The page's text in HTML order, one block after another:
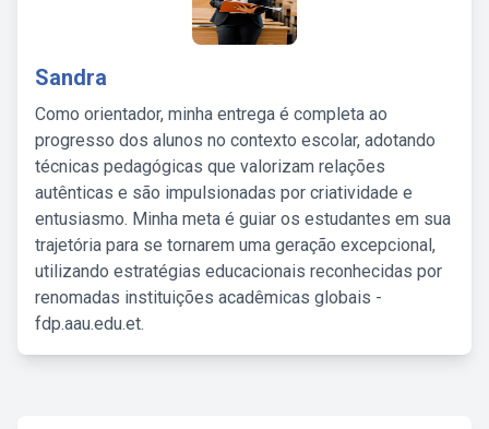
Sandra
Como orientador, minha entrega é completa ao
progresso dos alunos no contexto escolar, adotando
técnicas pedagógicas que valorizam relações
autênticas e são impulsionadas por criatividade e
entusiasmo. Minha meta é guiar os estudantes em sua
trajetória para se tornarem uma geração excepcional,
utilizando estratégias educacionais reconhecidas por
renomadas instituições acadêmicas globais -
fdp.aau.edu.et.